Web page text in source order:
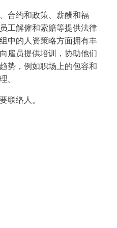
合约和政策、薪酬和福
工解僱和索赔等提供法律
中的人资策略方面拥有丰
雇员提供培训，协助他们
势，例如职场上的包容和
。
联络人。